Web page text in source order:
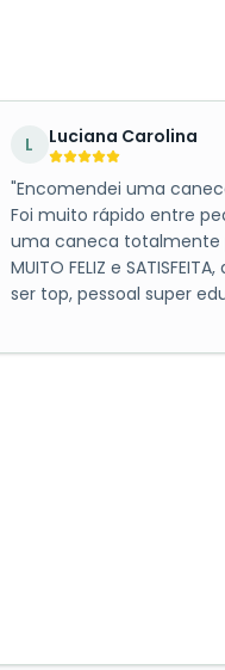
L Luciana Carolina
"Encomendei uma
Foi muito rápido entre
uma caneca totalmente
MUITO FELIZ e
ser top, pessoal super